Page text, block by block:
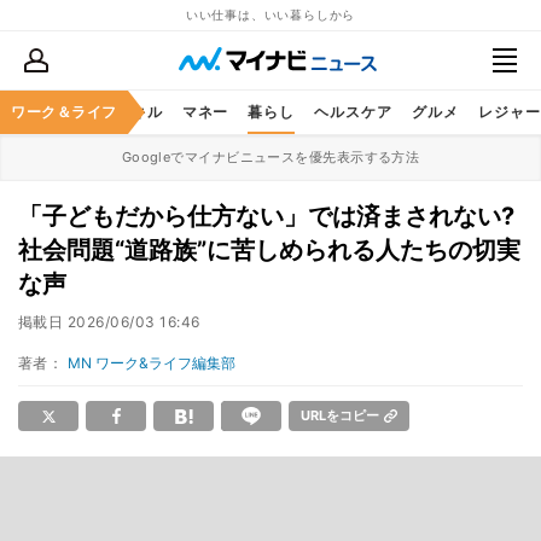
いい仕事は、いい暮らしから
ワーク＆ライフ
ア ビジネススキル マネー 暮らし ヘルスケア グルメ レジャー
Googleでマイナビニュースを優先表示する方法
「子どもだから仕方ない」では済まされない?
社会問題“道路族”に苦しめられる人たちの切実
な声
掲載日 2026/06/03 16:46
著者： MN ワーク&ライフ編集部
URLをコピー